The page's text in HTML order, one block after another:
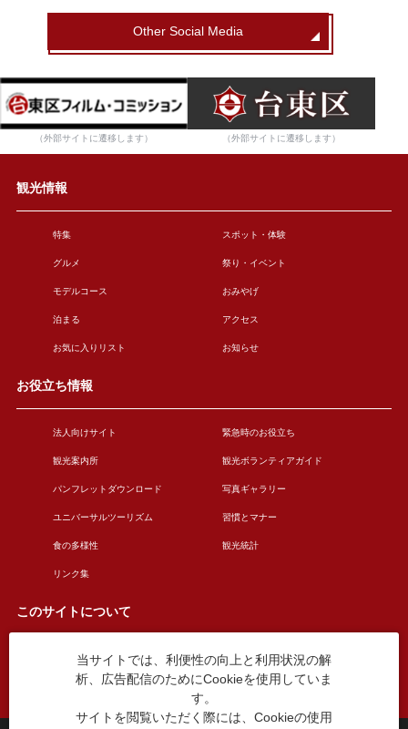
Other Social Media
（外部サイトに遷移します） （外部サイトに遷移します）
観光情報
特集 スポット・体験
グルメ 祭り・イベント
モデルコース おみやげ
泊まる アクセス
お気に入りリスト お知らせ
お役立ち情報
法人向けサイト 緊急時のお役立ち
観光案内所 観光ボランティアガイド
パンフレットダウンロード 写真ギャラリー
ユニバーサルツーリズム 習慣とマナー
食の多様性 観光統計
リンク集
このサイトについて
このサイトについて 広告掲載について
お問い合わせ
当サイトでは、利便性の向上と利用状況の解
析、広告配信のためにCookieを使用していま
す。
サイトを閲覧いただく際には、Cookieの使用